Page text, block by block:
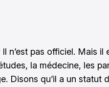
n’est pas officiel. Mais il
la médecine, les
Disons qu’il a un statut